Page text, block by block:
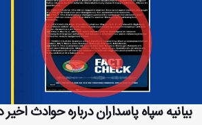
بیانیه سپاه پاسداران درباره حوادث